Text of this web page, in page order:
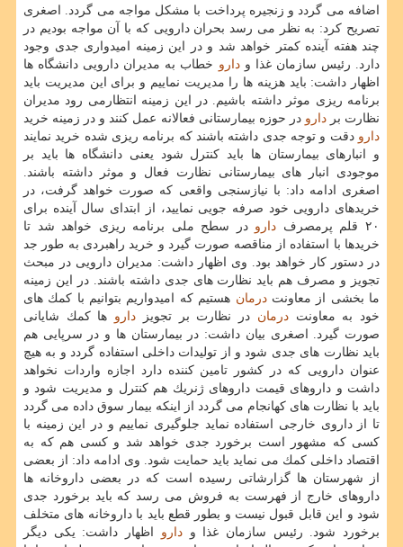
اضافه می گردد و زنجیره پرداخت با مشكل مواجه می گردد. اصغری
تصریح كرد: به نظر می رسد بحران دارویی كه با آن مواجه بودیم در
چند هفته آینده كمتر خواهد شد و در این زمینه امیدواری جدی وجود
دارد. رئیس سازمان غذا ودارو خطاب به مدیران دارویی دانشگاه ها
اظهار داشت: باید هزینه ها را مدیریت نماییم و برای این مدیریت باید
برنامه ریزی موثر داشته باشیم. در این زمینه انتظارمی رود مدیران
نظارت بردارو در حوزه بیمارستانی فعالانه عمل كنند و در زمینه خرید
دارو دقت و توجه جدی داشته باشند كه برنامه ریزی شده خرید نمایند
و انبارهای بیمارستان ها باید كنترل شود یعنی دانشگاه ها باید بر
موجودی انبار های بیمارستانی نظارت فعال و موثر داشته باشند.
اصغری ادامه داد: با نیازسنجی واقعی كه صورت خواهد گرفت، در
خریدهای دارویی خود صرفه جویی نمایید، از ابتدای سال آینده برای
۲۰ قلم پرمصرف
دارو در سطح ملی برنامه ریزی خواهد شد تا
خریدها با استفاده از مناقصه صورت گیرد و خرید راهبردی به طور جد
در دستور كار خواهد بود. وی اظهار داشت: مدیران دارویی در مبحث
تجویز و مصرف هم باید نظارت های جدی داشته باشند. در این زمینه
ما بخشی از معاونتدرمان هستیم كه امیدواریم بتوانیم با كمك های
خود به معاونتدرمان در نظارت بر تجویز دارو ها كمك شایانی
صورت گیرد. اصغری بیان داشت: در بیمارستان ها و در سرپایی هم
باید نظارت های جدی شود و از تولیدات داخلی استفاده گردد و به هیچ
عنوان دارویی كه در كشور تامین كننده دارد اجازه واردات نخواهد
داشت و داروهای قیمت داروهای ژنریك هم كنترل و مدیریت شود و
باید با نظارت های كهانجام می گردد از اینكه بیمار سوق داده می گردد
تا از داروی خارجی استفاده نماید جلوگیری نماییم و در این زمینه با
كسی كه مشهور است برخورد جدی خواهد شد و كسی هم كه به
اقتصاد داخلی كمك می نماید باید حمایت شود. وی ادامه داد: از بعضی
از شهرستان ها گزارشاتی رسیده است كه در بعضی داروخانه ها
داروهای خارج از فهرست به فروش می رسد كه باید برخورد جدی
شود و این قابل قبول نیست و بطور قطع باید با داروخانه های متخلف
برخورد شود. رئیس سازمان غذا ودارو اظهار داشت: یكی دیگر